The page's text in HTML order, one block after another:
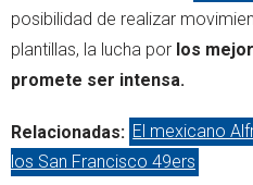
posibilidad de realizar
plantillas, la lucha por los
promete ser intensa.
Relacionadas: El mexicano
los San Francisco 49ers